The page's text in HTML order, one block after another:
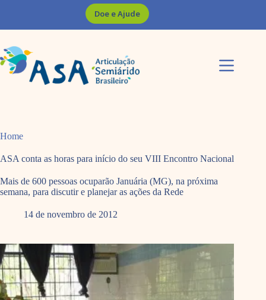
Doe e Ajude
Home
ASA conta as horas para início do seu VIII Encontro Nacional
Mais de 600 pessoas ocuparão Januária (MG), na próxima
semana, para discutir e planejar as ações da Rede
14 de novembro de 2012